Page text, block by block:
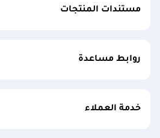
مستندات المنتجات
روابط مساعدة
خدمة العملاء